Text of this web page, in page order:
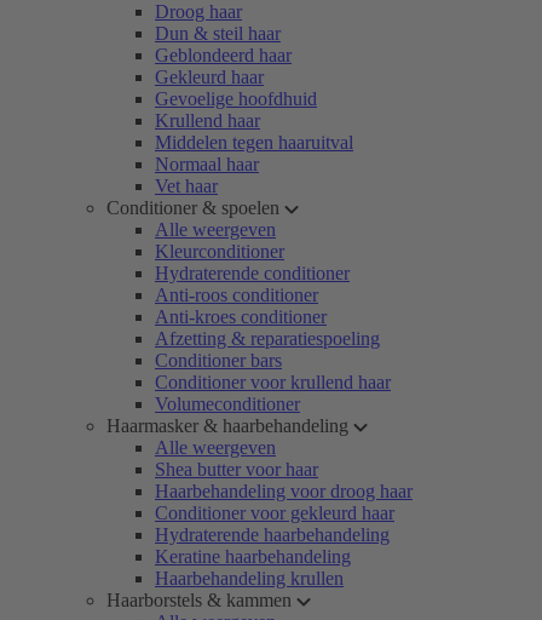
Droog haar
Dun & steil haar
Geblondeerd haar
Gekleurd haar
Gevoelige hoofdhuid
Krullend haar
Middelen tegen haaruitval
Normaal haar
Vet haar
Conditioner & spoelen
Alle weergeven
Kleurconditioner
Hydraterende conditioner
Anti-roos conditioner
Anti-kroes conditioner
Afzetting & reparatiespoeling
Conditioner bars
Conditioner voor krullend haar
Volumeconditioner
Haarmasker & haarbehandeling
Alle weergeven
Shea butter voor haar
Haarbehandeling voor droog haar
Conditioner voor gekleurd haar
Hydraterende haarbehandeling
Keratine haarbehandeling
Haarbehandeling krullen
Haarborstels & kammen